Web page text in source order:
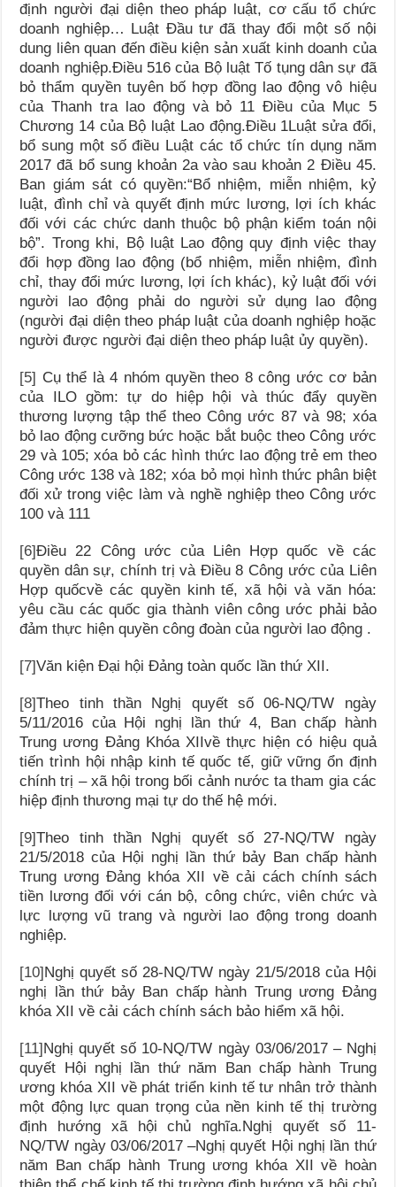
định người đại diện theo pháp luật, cơ cấu tổ chức
doanh nghiệp… Luật Đầu tư đã thay đổi một số nội
dung liên quan đến điều kiện sản xuất kinh doanh của
doanh nghiệp.Điều 516 của Bộ luật Tố tụng dân sự đã
bỏ thẩm quyền tuyên bố hợp đồng lao động vô hiệu
của Thanh tra lao động và bỏ 11 Điều của Mục 5
Chương 14 của Bộ luật Lao động.Điều 1Luật sửa đổi,
bổ sung một số điều Luật các tổ chức tín dụng năm
2017 đã bổ sung khoản 2a vào sau khoản 2 Điều 45.
Ban giám sát có quyền:“Bổ nhiệm, miễn nhiệm, kỷ
luật, đình chỉ và quyết định mức lương, lợi ích khác
đối với các chức danh thuộc bộ phận kiểm toán nội
bộ”. Trong khi, Bộ luật Lao động quy định việc thay
đổi hợp đồng lao động (bổ nhiệm, miễn nhiệm, đình
chỉ, thay đổi mức lương, lợi ích khác), kỷ luật đối với
người lao động phải do người sử dụng lao động
(người đại diện theo pháp luật của doanh nghiệp hoặc
người được người đại diện theo pháp luật ủy quyền).
[5] Cụ thể là 4 nhóm quyền theo 8 công ước cơ bản
của ILO gồm: tự do hiệp hội và thúc đẩy quyền
thương lượng tập thể theo Công ước 87 và 98; xóa
bỏ lao động cưỡng bức hoặc bắt buộc theo Công ước
29 và 105; xóa bỏ các hình thức lao động trẻ em theo
Công ước 138 và 182; xóa bỏ mọi hình thức phân biệt
đối xử trong việc làm và nghề nghiệp theo Công ước
100 và 111
[6]Điều 22 Công ước của Liên Hợp quốc về các
quyền dân sự, chính trị và Điều 8 Công ước của Liên
Hợp quốcvề các quyền kinh tế, xã hội và văn hóa:
yêu cầu các quốc gia thành viên công ước phải bảo
đảm thực hiện quyền công đoàn của người lao động .
[7]Văn kiện Đại hội Đảng toàn quốc lần thứ XII.
[8]Theo tinh thần Nghị quyết số 06-NQ/TW ngày
5/11/2016 của Hội nghị lần thứ 4, Ban chấp hành
Trung ương Đảng Khóa XIIvề thực hiện có hiệu quả
tiến trình hội nhập kinh tế quốc tế, giữ vững ổn định
chính trị – xã hội trong bối cảnh nước ta tham gia các
hiệp định thương mại tự do thế hệ mới.
[9]Theo tinh thần Nghị quyết số 27-NQ/TW ngày
21/5/2018 của Hội nghị lần thứ bảy Ban chấp hành
Trung ương Đảng khóa XII về cải cách chính sách
tiền lương đối với cán bộ, công chức, viên chức và
lực lượng vũ trang và người lao động trong doanh
nghiệp.
[10] Nghị quyết số 28-NQ/TW ngày 21/5/2018 của Hội
nghị lần thứ bảy Ban chấp hành Trung ương Đảng
khóa XII về cải cách chính sách bảo hiểm xã hội.
[11] Nghị quyết số 10-NQ/TW ngày 03/06/2017 – Nghị
quyết Hội nghị lần thứ năm Ban chấp hành Trung
ương khóa XII về phát triển kinh tế tư nhân trở thành
một động lực quan trọng của nền kinh tế thị trường
định hướng xã hội chủ nghĩa.Nghị quyết số 11-
NQ/TW ngày 03/06/2017 –Nghị quyết Hội nghị lần thứ
năm Ban chấp hành Trung ương khóa XII về hoàn